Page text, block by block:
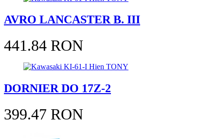
AVRO LANCASTER B. III
441.84 RON
DORNIER DO 17Z-2
399.47 RON